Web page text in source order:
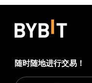
随时随地进行交易！